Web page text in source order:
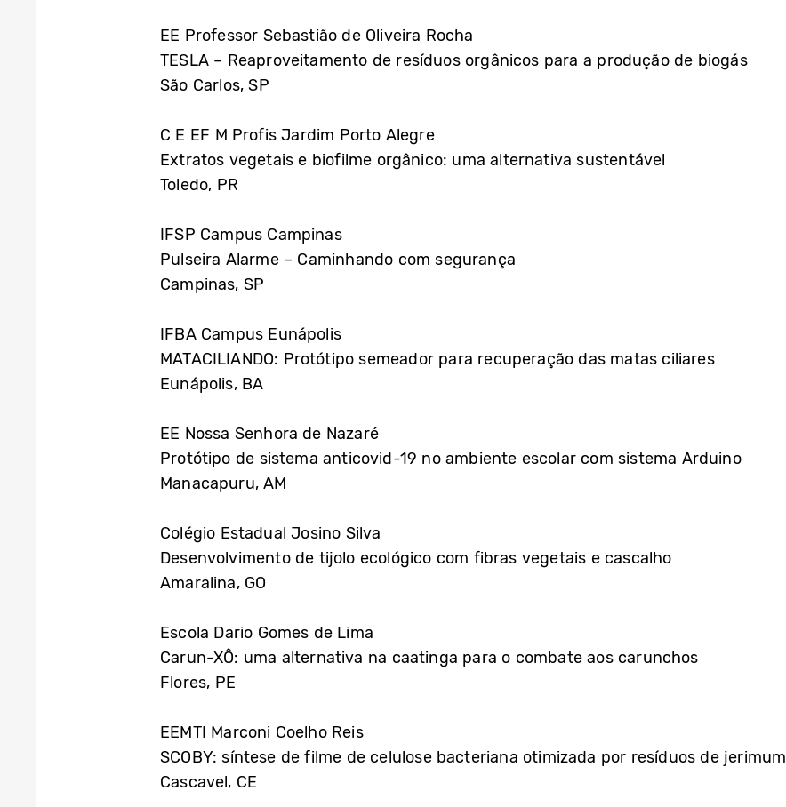
EE Professor Sebastião de Oliveira Rocha
TESLA – Reaproveitamento de resíduos orgânicos para a produção de biogás
São Carlos, SP
C E EF M Profis Jardim Porto Alegre
Extratos vegetais e biofilme orgânico: uma alternativa sustentável
Toledo, PR
IFSP Campus Campinas
Pulseira Alarme – Caminhando com segurança
Campinas, SP
IFBA Campus Eunápolis
MATACILIANDO: Protótipo semeador para recuperação das matas ciliares
Eunápolis, BA
EE Nossa Senhora de Nazaré
Protótipo de sistema anticovid-19 no ambiente escolar com sistema Arduino
Manacapuru, AM
Colégio Estadual Josino Silva
Desenvolvimento de tijolo ecológico com fibras vegetais e cascalho
Amaralina, GO
Escola Dario Gomes de Lima
Carun-XÔ: uma alternativa na caatinga para o combate aos carunchos
Flores, PE
EEMTI Marconi Coelho Reis
SCOBY: síntese de filme de celulose bacteriana otimizada por resíduos de jerimum
Cascavel, CE